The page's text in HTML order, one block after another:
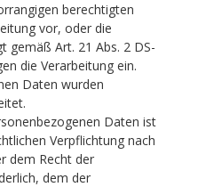
berechtigten
vor, oder die
gemäß Art. 21 Abs. 2 DS-
die Verarbeitung ein.
Daten wurden
Daten ist
Verpflichtung nach
dem Recht der
dem der